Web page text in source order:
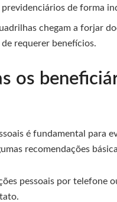
de forma
chegam a forjar
requerer benefícios.
os
é fundamental para
recomendações
pessoais por telefone